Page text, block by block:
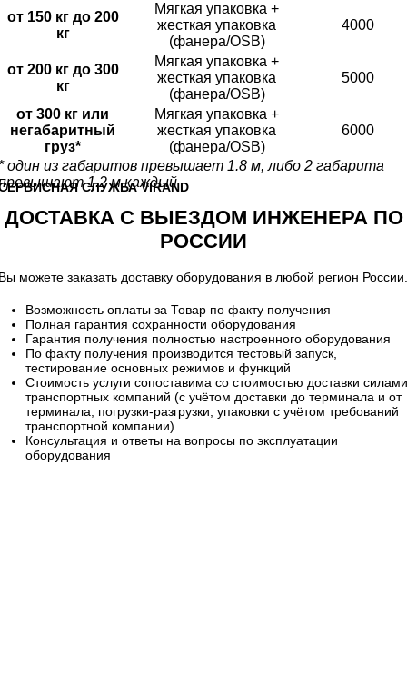
от 150 кг до 200
кг
Мягкая упаковка +
жесткая упаковка
(фанера/OSB)
4000
от 200 кг до 300
кг
Мягкая упаковка +
жесткая упаковка
(фанера/OSB)
5000
от 300 кг или
негабаритный
груз*
Мягкая упаковка +
жесткая упаковка
(фанера/OSB)
6000
один из габаритов превышает 1.8 м, либо 2 габарита
1.2 м каждый
СЛУЖБА VIRAND
ДОСТАВКА С ВЫЕЗДОМ ИНЖЕНЕРА ПО
РОССИИ
можете заказать доставку оборудования в любой регион России.
Возможность оплаты за Товар по факту получения
Полная гарантия сохранности оборудования
Гарантия получения полностью настроенного оборудования
По факту получения производится тестовый запуск,
тестирование основных режимов и функций
Стоимость услуги сопоставима со стоимостью доставки силами
транспортных компаний (с учётом доставки до терминала и от
терминала, погрузки-разгрузки, упаковки с учётом требований
транспортной компании)
Консультация и ответы на вопросы по эксплуатации
оборудования